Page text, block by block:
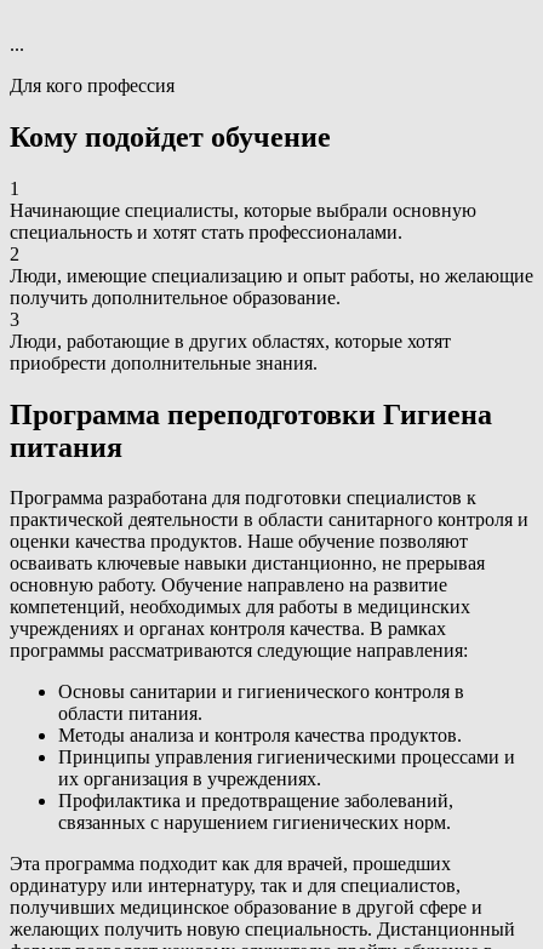
...
Для кого профессия
Кому подойдет обучение
1
Начинающие специалисты, которые выбрали основную
специальность и хотят стать профессионалами.
2
Люди, имеющие специализацию и опыт работы, но желающие
получить дополнительное образование.
3
Люди, работающие в других областях, которые хотят
приобрести дополнительные знания.
Программа переподготовки Гигиена
питания
Программа разработана для подготовки специалистов к
практической деятельности в области санитарного контроля и
оценки качества продуктов. Наше обучение позволяют
осваивать ключевые навыки дистанционно, не прерывая
основную работу. Обучение направлено на развитие
компетенций, необходимых для работы в медицинских
учреждениях и органах контроля качества. В рамках
программы рассматриваются следующие направления:
Основы санитарии и гигиенического контроля в
области питания.
Методы анализа и контроля качества продуктов.
Принципы управления гигиеническими процессами и
их организация в учреждениях.
Профилактика и предотвращение заболеваний,
связанных с нарушением гигиенических норм.
Эта программа подходит как для врачей, прошедших
ординатуру или интернатуру, так и для специалистов,
получивших медицинское образование в другой сфере и
желающих получить новую специальность. Дистанционный